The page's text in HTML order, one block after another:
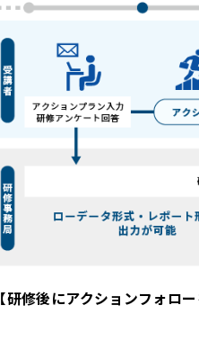
【研修後にアクションフォロ